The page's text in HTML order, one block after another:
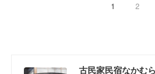
1 2